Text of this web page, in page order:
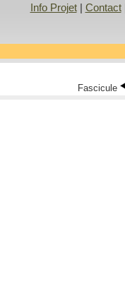
Info Projet| Contact|
Fascicule